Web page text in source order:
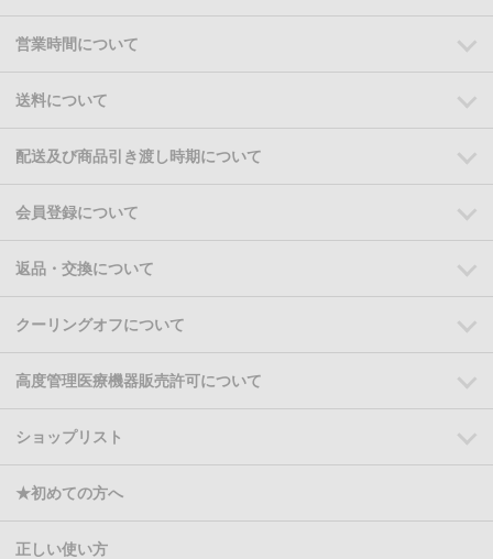
営業時間について
送料について
配送及び商品引き渡し時期について
会員登録について
返品・交換について
クーリングオフについて
高度管理医療機器販売許可について
ショップリスト
★初めての方へ
正しい使い方